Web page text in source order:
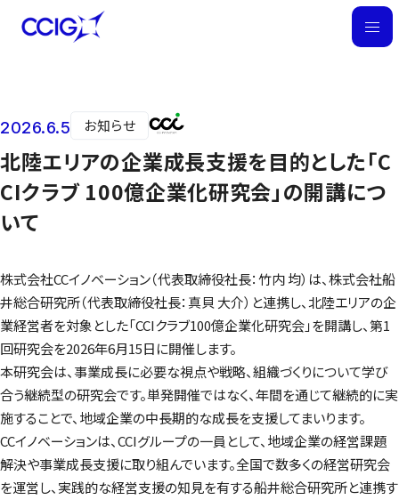
M
ニュース
2026.6.5 お知らせ
北陸エリアの企業成長支援を目的とした「C
CIクラブ 100億企業化研究会」の開講につ
いて
株式会社CCイノベーション（代表取締役社長：竹内 均）は、株式会社船
井総合研究所（代表取締役社長：真貝 大介）と連携し、北陸エリアの企
業経営者を対象とした「CCIクラブ100億企業化研究会」を開講し、第1
回研究会を2026年6月15日に開催します。
本研究会は、事業成長に必要な視点や戦略、組織づくりについて学び
合う継続型の研究会です。単発開催ではなく、年間を通じて継続的に実
施することで、地域企業の中長期的な成長を支援してまいります。
CCイノベーションは、CCIグループの一員として、地域企業の経営課題
解決や事業成長支援に取り組んでいます。全国で数多くの経営研究会
を運営し、実践的な経営支援の知見を有する船井総合研究所と連携す